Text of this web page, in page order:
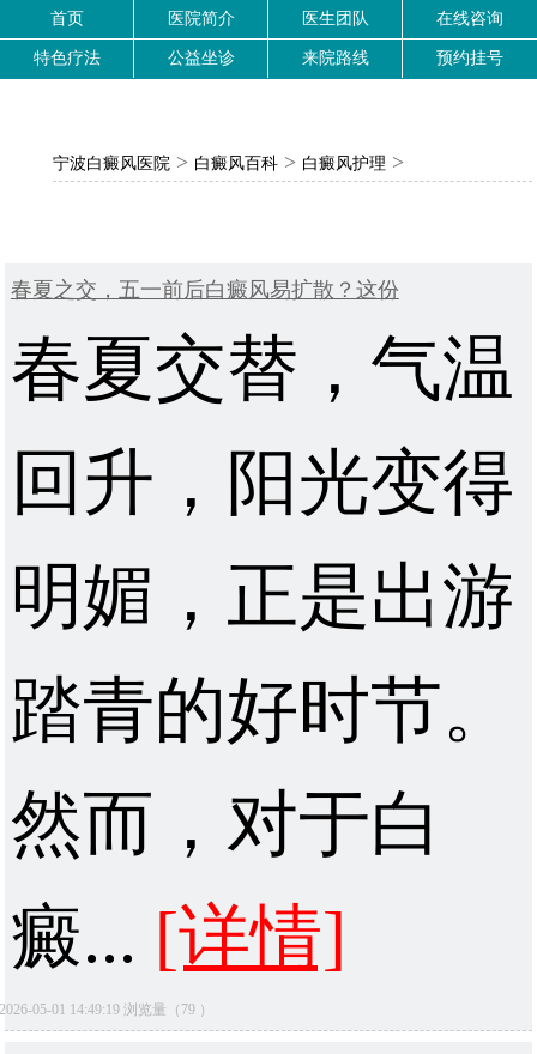
首页 医院简介 医生团队 在线咨询
特色疗法 公益坐诊 来院路线 预约挂号
宁波白癜风医院 > 白癜风百科 > 白癜风护理 >
春夏之交，五一前后白癜风易扩散？这份
春夏交替，气温
回升，阳光变得
明媚，正是出游
踏青的好时节。
然而，对于白
癜... [详情]
05-01 14:49:19 浏览量（79 ）